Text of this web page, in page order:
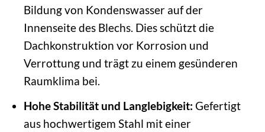
Bildung von Kondenswasser auf der
Innenseite des Blechs. Dies schützt die
Dachkonstruktion vor Korrosion und
Verrottung und trägt zu einem gesünderen
Raumklima bei.
Hohe Stabilität und Langlebigkeit: Gefertigt
aus hochwertigem Stahl mit einer